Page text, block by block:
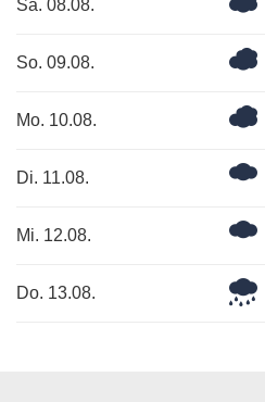
Sa. 08.08.
So. 09.08.
Mo. 10.08.
Di. 11.08.
Mi. 12.08.
Do. 13.08.